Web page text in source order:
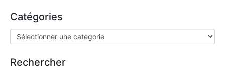
Catégories
Rechercher